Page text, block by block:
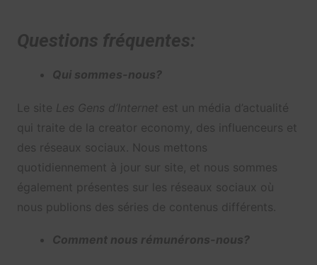
Questions fréquentes:
Qui sommes-nous?
Le site Les Gens d’Internet est un média d’actualité
qui traite de la creator economy, des influenceurs et
des réseaux sociaux. Nous mettons
quotidiennement à jour sur site, et nous sommes
également présentes sur les réseaux sociaux où
nous publions des séries de contenus différents.
Comment nous rémunérons-nous?